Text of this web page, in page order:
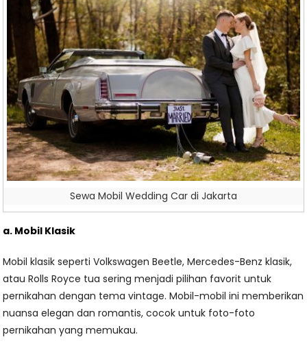
Sewa Mobil Wedding Car di Jakarta
a. Mobil Klasik
Mobil klasik seperti Volkswagen Beetle, Mercedes-Benz klasik,
atau Rolls Royce tua sering menjadi pilihan favorit untuk
pernikahan dengan tema vintage. Mobil-mobil ini memberikan
nuansa elegan dan romantis, cocok untuk foto-foto
pernikahan yang memukau.